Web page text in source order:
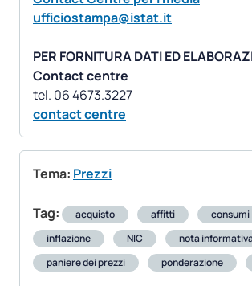
ufficiostampa@istat.it
PER FORNITURA DATI ED
Contact centre
contact centre
Tema: Prezzi
Tag: acquisto affitti
consumi
inflazione
NIC
nota informativa
paniere dei prezzi
ponderazione